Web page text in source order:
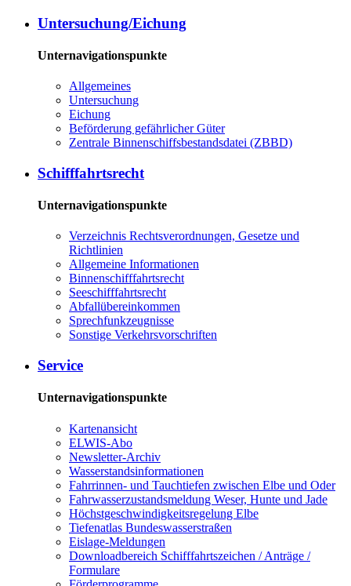
Untersuchung/Eichung
Unternavigationspunkte
Allgemeines
Untersuchung
Eichung
Beförderung gefährlicher Güter
Zentrale Binnenschiffsbestandsdatei (ZBBD)
Schifffahrtsrecht
Unternavigationspunkte
Verzeichnis Rechtsverordnungen, Gesetze und
Richtlinien
Allgemeine Informationen
Binnenschifffahrtsrecht
Seeschifffahrtsrecht
Abfallübereinkommen
Sprechfunkzeugnisse
Sonstige Verkehrsvorschriften
Service
Unternavigationspunkte
Kartenansicht
ELWIS-Abo
Newsletter-Archiv
Wasserstandsinformationen
Fahrrinnen- und Tauchtiefen zwischen Elbe und Oder
Fahrwasserzustandsmeldung Weser, Hunte und Jade
Höchstgeschwindigkeitsregelung Elbe
Tiefenatlas Bundeswasserstraßen
Eislage-Meldungen
Downloadbereich Schifffahrtszeichen / Anträge /
Formulare